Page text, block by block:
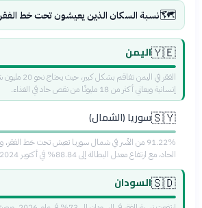
🗺️نسبة السكان الذين يعيشون تحت خط الفقر
🇾🇪اليمن
الفقر في اليمن
إنسانية ويعاني أكثر من 18 مليونًا من نقص حاد في الغذاء.
🇸🇾سوريا (الشمال)
الحاد، مع ارتفاع معدل البطالة إلى 88.84% في أكتوبر 2024.
🇸🇩السودان